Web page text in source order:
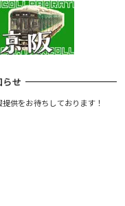
らせ
供をお待ちしております！